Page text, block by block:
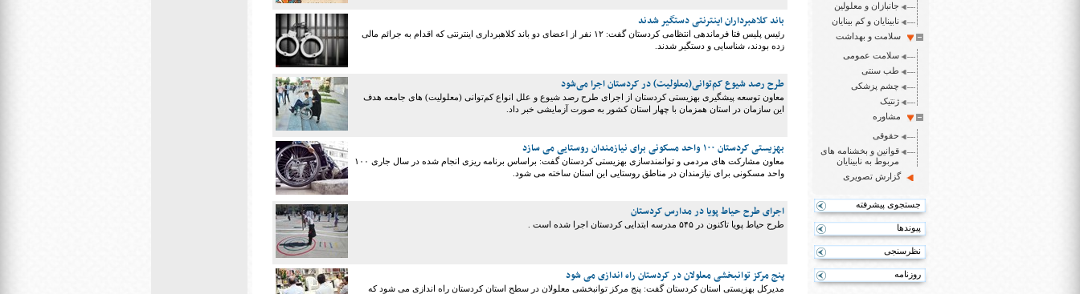
جانبازان و معلولین
نابینایان و کم بینایان
سلامت و بهداشت
سلامت عمومی
طب سنتی
چشم پزشکی
ژنتیک
مشاوره
حقوقی
قوانین و بخشنامه های
مربوط به نابینایان
گزارش تصویری
جستجوی پیشرفته
پیوندها
نظرسنجی
روزنامه
باند کلاهبرداران اینترنتی دستگیر شدند
رئیس پلیس فتا فرماندهی انتظامی کردستان گفت: ۱۲ نفر از اعضای دو باند کلاهبرداری اینترنتی که اقدام به جرائم مالی
زده بودند، شناسایی و دستگیر شدند.
طرح رصد شیوع کم‌توانی(معلولیت) در کردستان اجرا می‌شود
معاون توسعه پیشگیری بهزیستی کردستان از اجرای طرح رصد شیوع و علل انواع کم‌توانی (معلولیت) های جامعه هدف
این سازمان در استان همزمان با چهار استان کشور به صورت آزمایشی خبر داد.
بهزیستی کردستان ۱۰۰ واحد مسکونی برای نیازمندان روستایی می سازد
معاون مشارکت های مردمی و توانمندسازی بهزیستی کردستان گفت: براساس برنامه ریزی انجام شده در سال جاری ۱۰۰
واحد مسکونی برای نیازمندان در مناطق روستایی این استان ساخته می شود.
اجرای طرح حیاط پویا در مدارس کردستان
طرح حیاط پویا تاکنون در ۵۴۵ مدرسه ابتدایی کردستان اجرا شده است .
پنج مرکز توانبخشی معلولان در کردستان راه اندازی می شود
مدیرکل بهزیستی استان کردستان گفت: پنج مرکز توانبخشی معلولان در سطح استان کردستان راه اندازی می شود که